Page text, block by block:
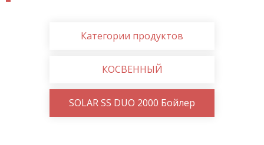
Категории продуктов
КОСВЕННЫЙ
SOLAR SS DUO 2000 Бойлер